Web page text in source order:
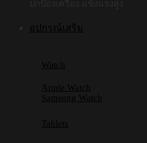
อุปกรณ์เสริม
Watch
Apple Watch
Samsung Watch
Tablets